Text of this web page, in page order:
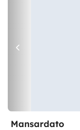
Mansardato